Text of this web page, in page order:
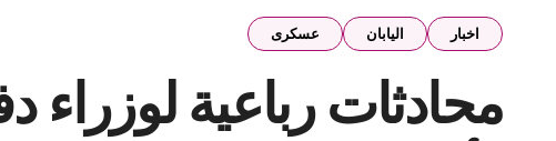
اخبار اليابان عسكرى
محادثات رباعية لوزراء